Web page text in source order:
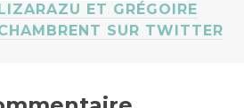
ET GRÉGOIRE
SUR TWITTER